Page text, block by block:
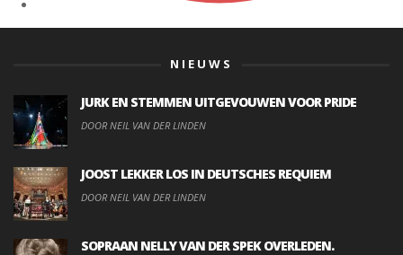
NIEUWS
JURK EN STEMMEN UITGEVOUWEN VOOR PRIDE
DOOR NEIL VAN DER LINDEN
JOOST LEKKER LOS IN DEUTSCHES REQUIEM
DOOR NEIL VAN DER LINDEN
SOPRAAN NELLY VAN DER SPEK OVERLEDEN.